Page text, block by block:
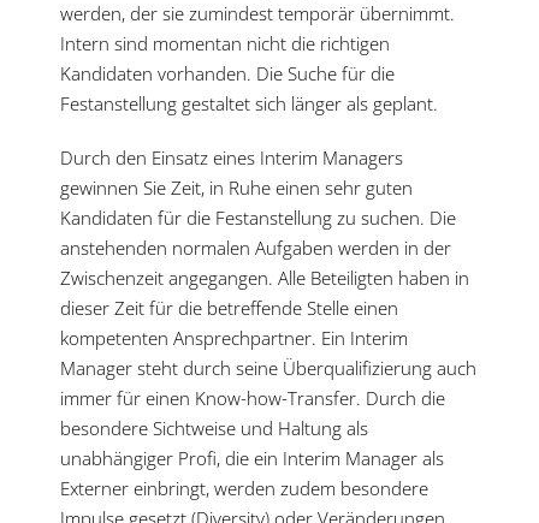
werden, der sie zumindest temporär übernimmt.
Intern sind momentan nicht die richtigen
Kandidaten vorhanden. Die Suche für die
Festanstellung gestaltet sich länger als geplant.
Durch den Einsatz eines Interim Managers
gewinnen Sie Zeit, in Ruhe einen sehr guten
Kandidaten für die Festanstellung zu suchen. Die
anstehenden normalen Aufgaben werden in der
Zwischenzeit angegangen. Alle Beteiligten haben in
dieser Zeit für die betreffende Stelle einen
kompetenten Ansprechpartner. Ein Interim
Manager steht durch seine Überqualifizierung auch
immer für einen Know-how-Transfer. Durch die
besondere Sichtweise und Haltung als
unabhängiger Profi, die ein Interim Manager als
Externer einbringt, werden zudem besondere